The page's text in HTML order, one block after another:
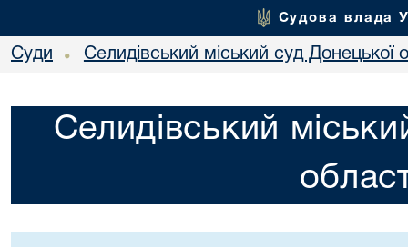
Судова влада
Суди • Селидівський міський суд Донецької
Селидівський